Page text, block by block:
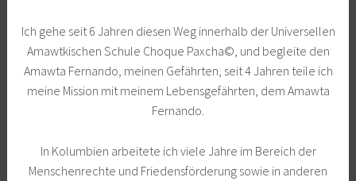
Ich gehe seit 6 Jahren diesen Weg innerhalb der Universellen
Amawtkischen Schule Choque Paxcha©, und begleite den
Amawta Fernando, meinen Gefährten, seit 4 Jahren teile ich
meine Mission mit meinem Lebensgefährten, dem Amawta
Fernando.
In Kolumbien arbeitete ich viele Jahre im Bereich der
Menschenrechte und Friedensförderung sowie in anderen